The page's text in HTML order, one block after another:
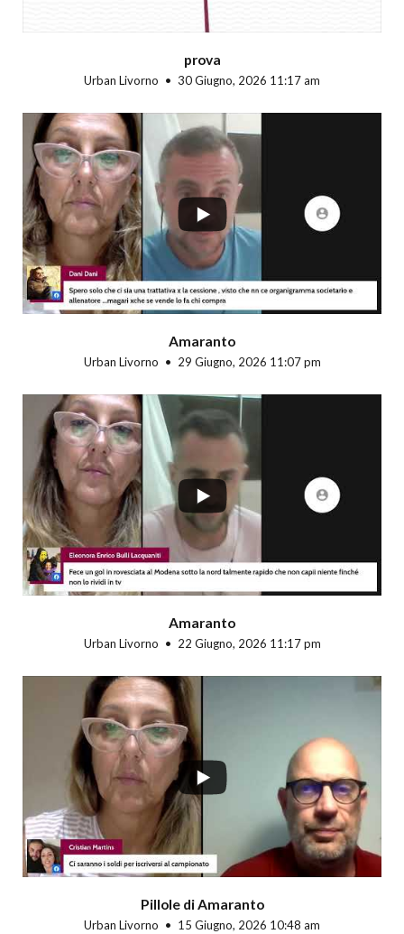
prova
Urban Livorno 30 Giugno, 2026 11:17 am
Amaranto
Urban Livorno 29 Giugno, 2026 11:07 pm
Amaranto
Urban Livorno 22 Giugno, 2026 11:17 pm
Pillole di Amaranto
Urban Livorno 15 Giugno, 2026 10:48 am